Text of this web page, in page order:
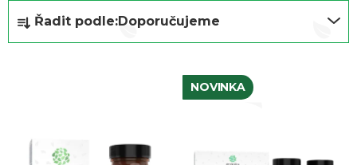
a
Řadit podle:Doporučujeme
NOVINKA